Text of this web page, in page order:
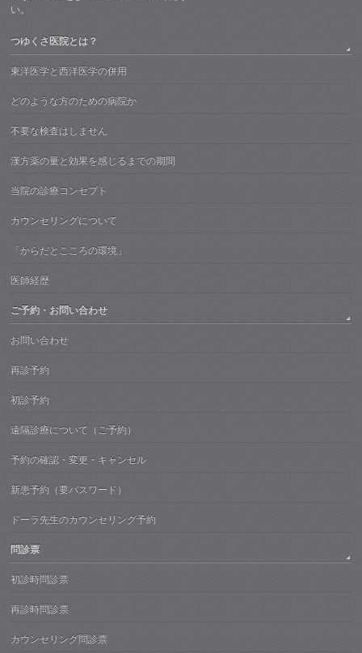
い。
つゆくさ医院とは？
東洋医学と西洋医学の併用
どのような方のための病院か
不要な検査はしません
漢方薬の量と効果を感じるまでの期間
当院の診療コンセプト
カウンセリングについて
「からだとこころの環境」
医師経歴
ご予約・お問い合わせ
お問い合わせ
再診予約
初診予約
遠隔診療について（ご予約）
予約の確認・変更・キャンセル
新患予約（要パスワード）
ドーラ先生のカウンセリング予約
問診票
初診時問診票
再診時問診票
カウンセリング問診票